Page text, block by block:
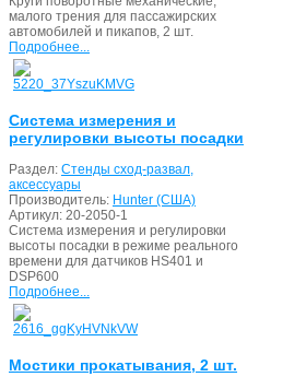
малого трения для пассажирских
автомобилей и пикапов, 2 шт.
Подробнее...
Система измерения и
регулировки высоты посадки
Раздел: Стенды сход-развал,
аксессуары
Производитель: Hunter (США)
Артикул: 20-2050-1
Система измерения и регулировки
высоты посадки в режиме реального
времени для датчиков HS401 и
DSP600
Подробнее...
Мостики прокатывания, 2 шт.